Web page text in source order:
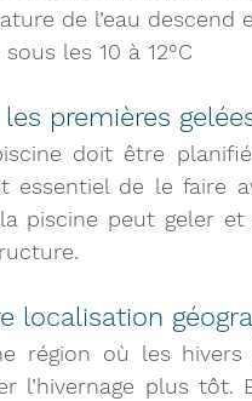
de l’eau descend
les 10 à 12°C
premières
doit être
essentiel de le faire
piscine peut geler
localisation
région où les
l’hivernage plus tôt.